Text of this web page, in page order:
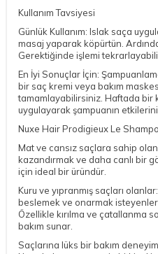
Kullanım Tavsiyesi
Günlük Kullanım: Islak saça
masaj yaparak köpürtün.
Gerektiğinde işlemi
En İyi Sonuçlar İçin:
bir saç kremi veya bakım
tamamlayabilirsiniz. Haftada bir
uygulayarak şampuanın
Nuxe Hair Prodigieux Le
Mat ve cansız saçlara sahip
kazandırmak ve daha canlı bir
için ideal bir üründür.
Kuru ve yıpranmış saçları
beslemek ve onarmak
Özellikle kırılma ve çatallanma
bakım sunar.
Saçlarına lüks bir bakım